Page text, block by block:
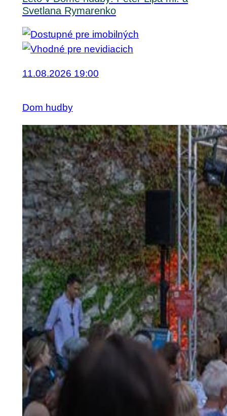
Svetlana Rymarenko
11.08.2026 19:00
Dom hudby